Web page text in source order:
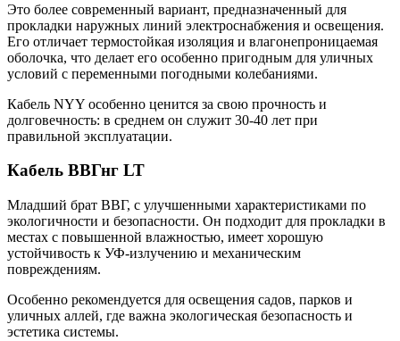
Это более современный вариант, предназначенный для
прокладки наружных линий электроснабжения и освещения.
Его отличает термостойкая изоляция и влагонепроницаемая
оболочка, что делает его особенно пригодным для уличных
условий с переменными погодными колебаниями.
Кабель NYY особенно ценится за свою прочность и
долговечность: в среднем он служит 30-40 лет при
правильной эксплуатации.
Кабель ВВГнг LT
Младший брат ВВГ, с улучшенными характеристиками по
экологичности и безопасности. Он подходит для прокладки в
местах с повышенной влажностью, имеет хорошую
устойчивость к УФ-излучению и механическим
повреждениям.
Особенно рекомендуется для освещения садов, парков и
уличных аллей, где важна экологическая безопасность и
эстетика системы.